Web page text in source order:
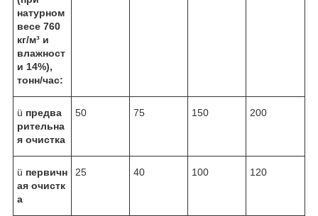
натурном
весе 760
кг/м³ и
влажност
и 14%),
тонн/час:
ü предва
рительна
я очистка
50 75 150 200
ü первичн
ая очистк
а
25 40 100 120